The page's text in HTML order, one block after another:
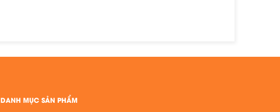
DANH MỤC SẢN PHẨM